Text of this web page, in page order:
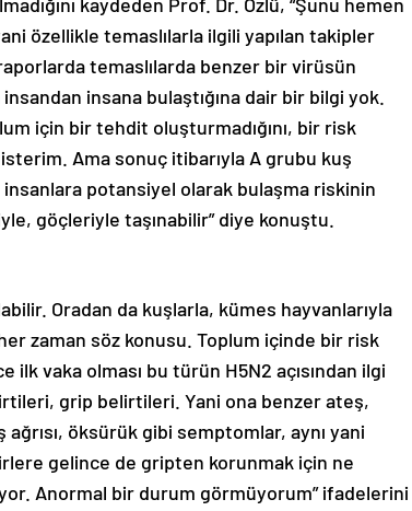
özellikle temaslılarla ilgili yapılan takipler
temaslılarda benzer bir virüsün
insana bulaştığına dair bir bilgi yok.
için bir tehdit oluşturmadığını, bir risk
Ama sonuç itibarıyla A grubu kuş
potansiyel olarak bulaşma riskinin
göçleriyle taşınabilir” diye konuştu.
Oradan da kuşlarla, kümes hayvanlarıyla
zaman söz konusu. Toplum içinde bir risk
ilk vaka olması bu türün H5N2 açısından ilgi
grip belirtileri. Yani ona benzer ateş,
ağrısı, öksürük gibi semptomlar, aynı yani
gelince de gripten korunmak için ne
Anormal bir durum görmüyorum” ifadelerini